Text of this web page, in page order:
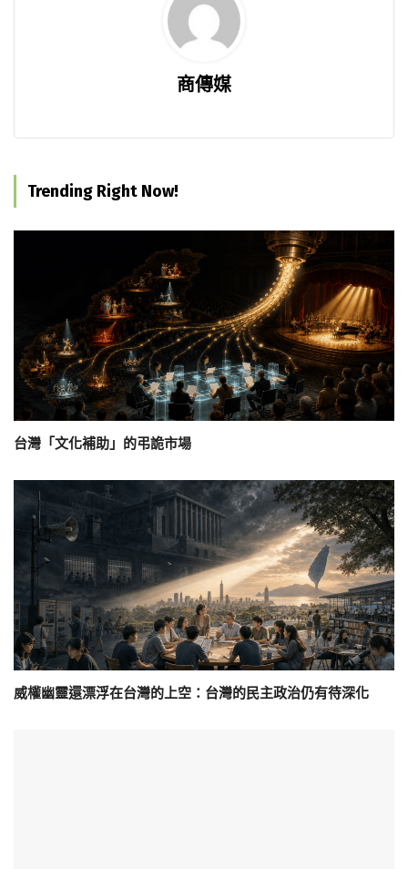
商傳媒
Trending Right Now!
台灣「文化補助」的弔詭市場
威權幽靈還漂浮在台灣的上空：台灣的民主政治仍有待深化